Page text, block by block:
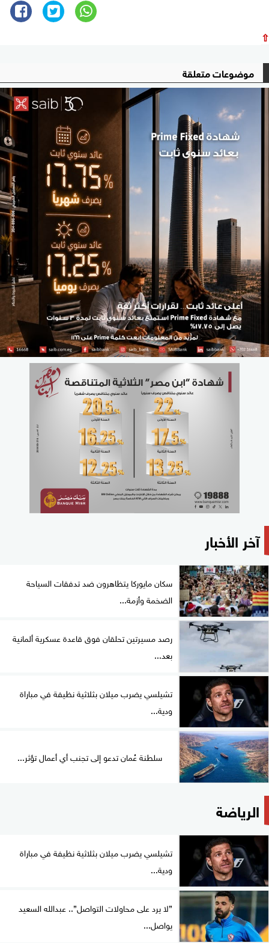
⇧
موضوعات متعلقة
آخر الأخبار
سكان مايوركا يتظاهرون ضد تدفقات السياحة
الضخمة وأزمة...
رصد مسيرتين تحلقان فوق قاعدة عسكرية ألمانية
بعد...
تشيلسي يضرب ميلان بثلاثية نظيفة في مباراة
ودية...
سلطنة عُمان تدعو إلى تجنب أي أعمال تؤثر...
الرياضة
تشيلسي يضرب ميلان بثلاثية نظيفة في مباراة
ودية...
”لا يرد على محاولات التواصل”.. عبدالله السعيد
يواصل...